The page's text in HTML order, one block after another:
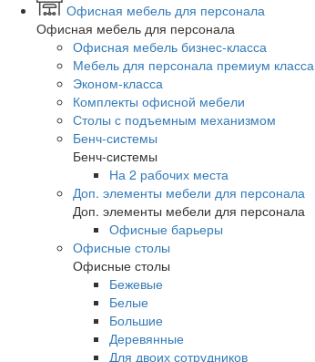
Офисная мебель для персонала
Офисная мебель для персонала
Офисная мебель бизнес-класса
Мебель для персонала премиум класса
Эконом-класса
Комплекты офисной мебели
Столы с подъемным механизмом
Бенч-системы
Бенч-системы
На 2 рабочих места
Доп. элементы мебели для персонала
Доп. элементы мебели для персонала
Офисные барьеры
Офисные столы
Офисные столы
Бежевые
Белые
Большие
Деревянные
Для двоих сотрудников